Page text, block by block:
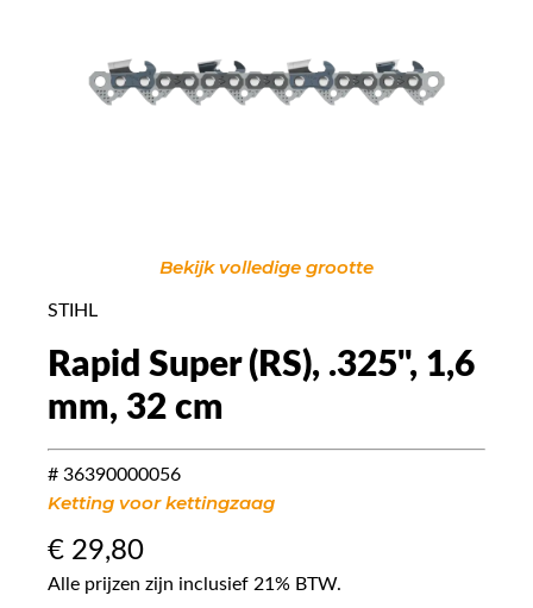
Bekijk volledige grootte
STIHL
Rapid Super (RS), .325", 1,6
mm, 32 cm
# 36390000056
Ketting voor kettingzaag
€ 29,80
Alle prijzen zijn inclusief 21% BTW.